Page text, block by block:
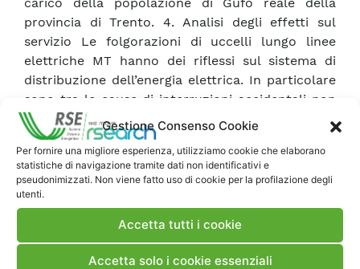
Gestione Consenso Cookie
Per fornire una migliore esperienza, utilizziamo cookie che elaborano
statistiche di navigazione tramite dati non identificativi e
pseudonimizzati. Non viene fatto uso di cookie per la profilazione degli
utenti.
Accetta tutti i cookie
Accetta solo i cookie essenziali
carico della popolazione di Gufo reale della
provincia di Trento. 4. Analisi degli effetti sul
servizio Le folgorazioni di uccelli lungo linee
elettriche MT hanno dei riflessi sul sistema di
distribuzione dell’energia elettrica. In particolare
sono tra le cause di interruzioni accidentali non
permanenti (o microinterruzioni). Nrel corso del
2000, erano stati analizzati i dati relativi alle
microinterruzioni registrate sulle linee di una
delle direzioni territoriali di ENEL Distribuzione.
L’analisi degli andamenti delle microinterruzioni
stagionale e orario di questi eventi lungo singole
linee e di paragonare i loro pattern con le